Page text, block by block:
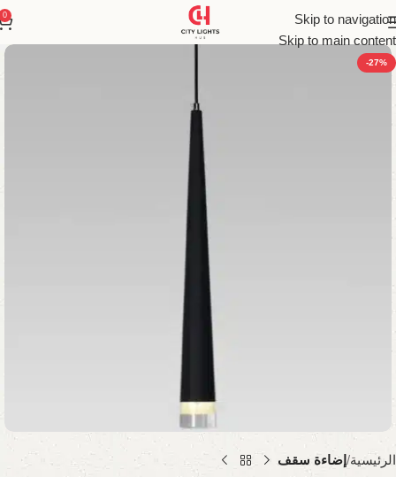
Skip to navigation
Skip to main content
0
-27%
الرئيسية إضاءة سقف